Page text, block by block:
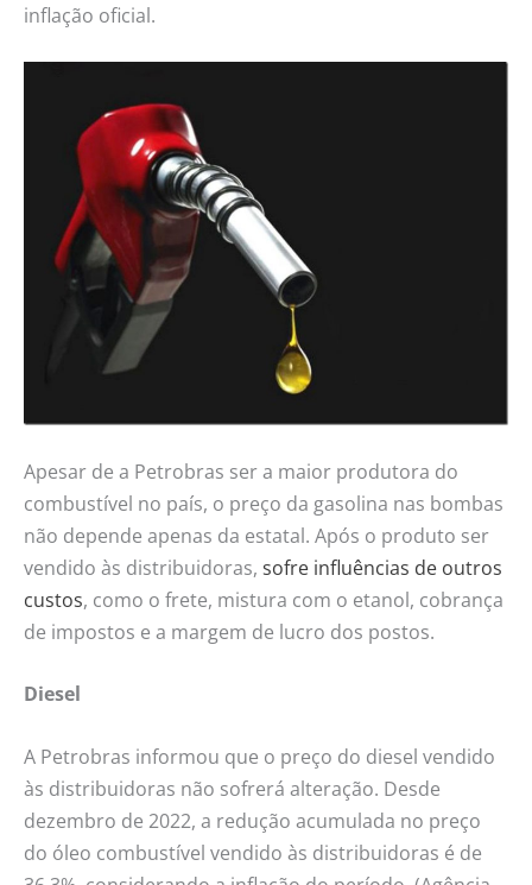
inflação oficial.
Apesar de a Petrobras ser a maior produtora do
combustível no país, o preço da gasolina nas bombas
não depende apenas da estatal. Após o produto ser
vendido às distribuidoras, sofre influências de outros
custos, como o frete, mistura com o etanol, cobrança
de impostos e a margem de lucro dos postos.
Diesel
A Petrobras informou que o preço do diesel vendido
às distribuidoras não sofrerá alteração. Desde
dezembro de 2022, a redução acumulada no preço
do óleo combustível vendido às distribuidoras é de